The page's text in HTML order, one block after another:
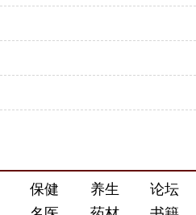
保健 养生
论坛